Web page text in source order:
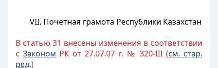
VII. Почетная грамота Республики Казахстан
В статью 31 внесены изменения в соответствии
сЗаконом РК от 27.07.07 г. № 320-III (см. стар.
ред.)